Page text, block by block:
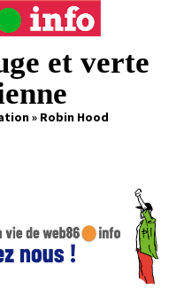
et verte
» Robin Hood